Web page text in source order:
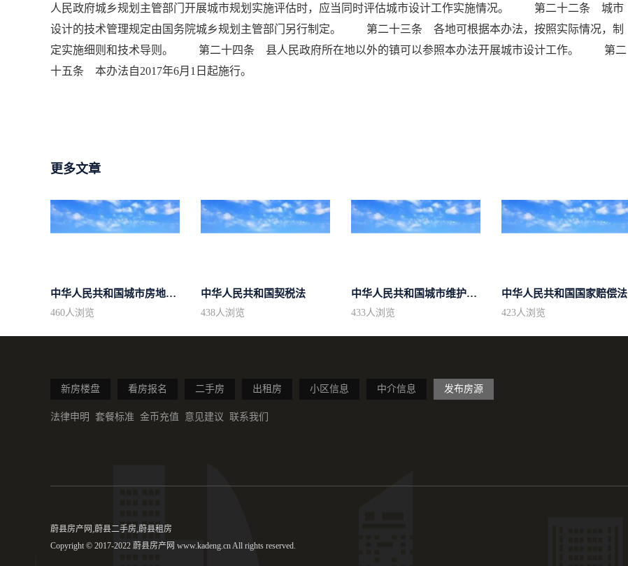
人民政府城乡规划主管部门开展城市规划实施评估时，应当同时评估城市设计工作实施情况。 第二十二条 城市
设计的技术管理规定由国务院城乡规划主管部门另行制定。 第二十三条 各地可根据本办法，按照实际情况，制
定实施细则和技术导则。 第二十四条 县人民政府所在地以外的镇可以参照本办法开展城市设计工作。 第二
十五条 本办法自2017年6月1日起施行。
更多文章
中华人民共和国城市房地产管理法
460人浏览
中华人民共和国契税法
438人浏览
中华人民共和国城市维护建设税法
433人浏览
中华人民共和国国家赔偿法
423人浏览
新房楼盘 看房报名 二手房 出租房 小区信息 中介信息 发布房源
法律申明 套餐标准 金币充值 意见建议 联系我们
蔚县房产网,蔚县二手房,蔚县租房
Copyright © 2017-2022 蔚县房产网 www.kadeng.cn All rights reserved.